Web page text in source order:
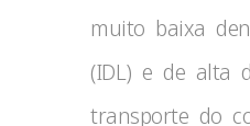
muito baixa
(IDL) e de alta
transporte do